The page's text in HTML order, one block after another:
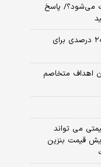
می‌شود؟/ پاسخ
جزئیاتی از طرح راهبردی امنیت تنگه هرمز/جریمه ۲۰ درصدی برای
اهداف متخاصم
می تواند
قیمت بنزین